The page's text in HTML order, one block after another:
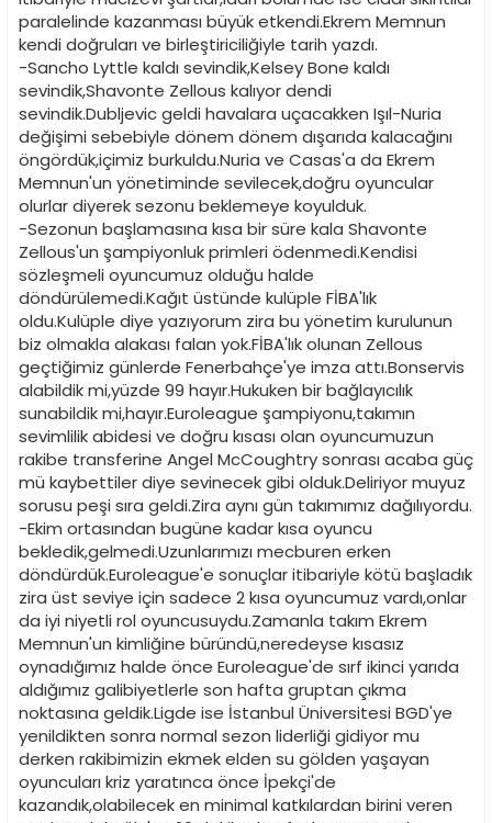
paralelinde kazanması büyük etkendi.Ekrem Memnun
kendi doğruları ve birleştiriciliğiyle tarih yazdı.
-Sancho Lyttle kaldı sevindik,Kelsey Bone kaldı
sevindik,Shavonte Zellous kalıyor dendi
sevindik.Dubljevic geldi havalara uçacakken Işıl-Nuria
değişimi sebebiyle dönem dönem dışarıda kalacağını
öngördük,içimiz burkuldu.Nuria ve Casas'a da Ekrem
Memnun'un yönetiminde sevilecek,doğru oyuncular
olurlar diyerek sezonu beklemeye koyulduk.
-Sezonun başlamasına kısa bir süre kala Shavonte
Zellous'un şampiyonluk primleri ödenmedi.Kendisi
sözleşmeli oyuncumuz olduğu halde
döndürülemedi.Kağıt üstünde kulüple FİBA'lık
oldu.Kulüple diye yazıyorum zira bu yönetim kurulunun
biz olmakla alakası falan yok.FİBA'lık olunan Zellous
geçtiğimiz günlerde Fenerbahçe'ye imza attı.Bonservis
alabildik mi,yüzde 99 hayır.Hukuken bir bağlayıcılık
sunabildik mi,hayır.Euroleague şampiyonu,takımın
sevimlilik abidesi ve doğru kısası olan oyuncumuzun
rakibe transferine Angel McCoughtry sonrası acaba güç
mü kaybettiler diye sevinecek gibi olduk.Deliriyor muyuz
sorusu peşi sıra geldi.Zira aynı gün takımımız dağılıyordu.
-Ekim ortasından bugüne kadar kısa oyuncu
bekledik,gelmedi.Uzunlarımızı mecburen erken
döndürdük.Euroleague'e sonuçlar itibariyle kötü başladık
zira üst seviye için sadece 2 kısa oyuncumuz vardı,onlar
da iyi niyetli rol oyuncusuydu.Zamanla takım Ekrem
Memnun'un kimliğine büründü,neredeyse kısasız
oynadığımız halde önce Euroleague'de sırf ikinci yarıda
aldığımız galibiyetlerle son hafta gruptan çıkma
noktasına geldik.Ligde ise İstanbul Üniversitesi BGD'ye
yenildikten sonra normal sezon liderliği gidiyor mu
derken rakibimizin ekmek elden su gölden yaşayan
oyuncuları kriz yaratınca önce İpekçi'de
kazandık,olabilecek en minimal katkılardan birini veren